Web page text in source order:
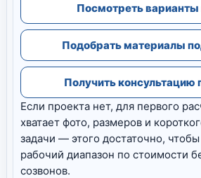
Посмотреть
Подобрать материалы
Получить консультацию
Если проекта нет, для первого
хватает фото, размеров и
задачи — этого достаточно,
рабочий диапазон по стоимости
созвонов.